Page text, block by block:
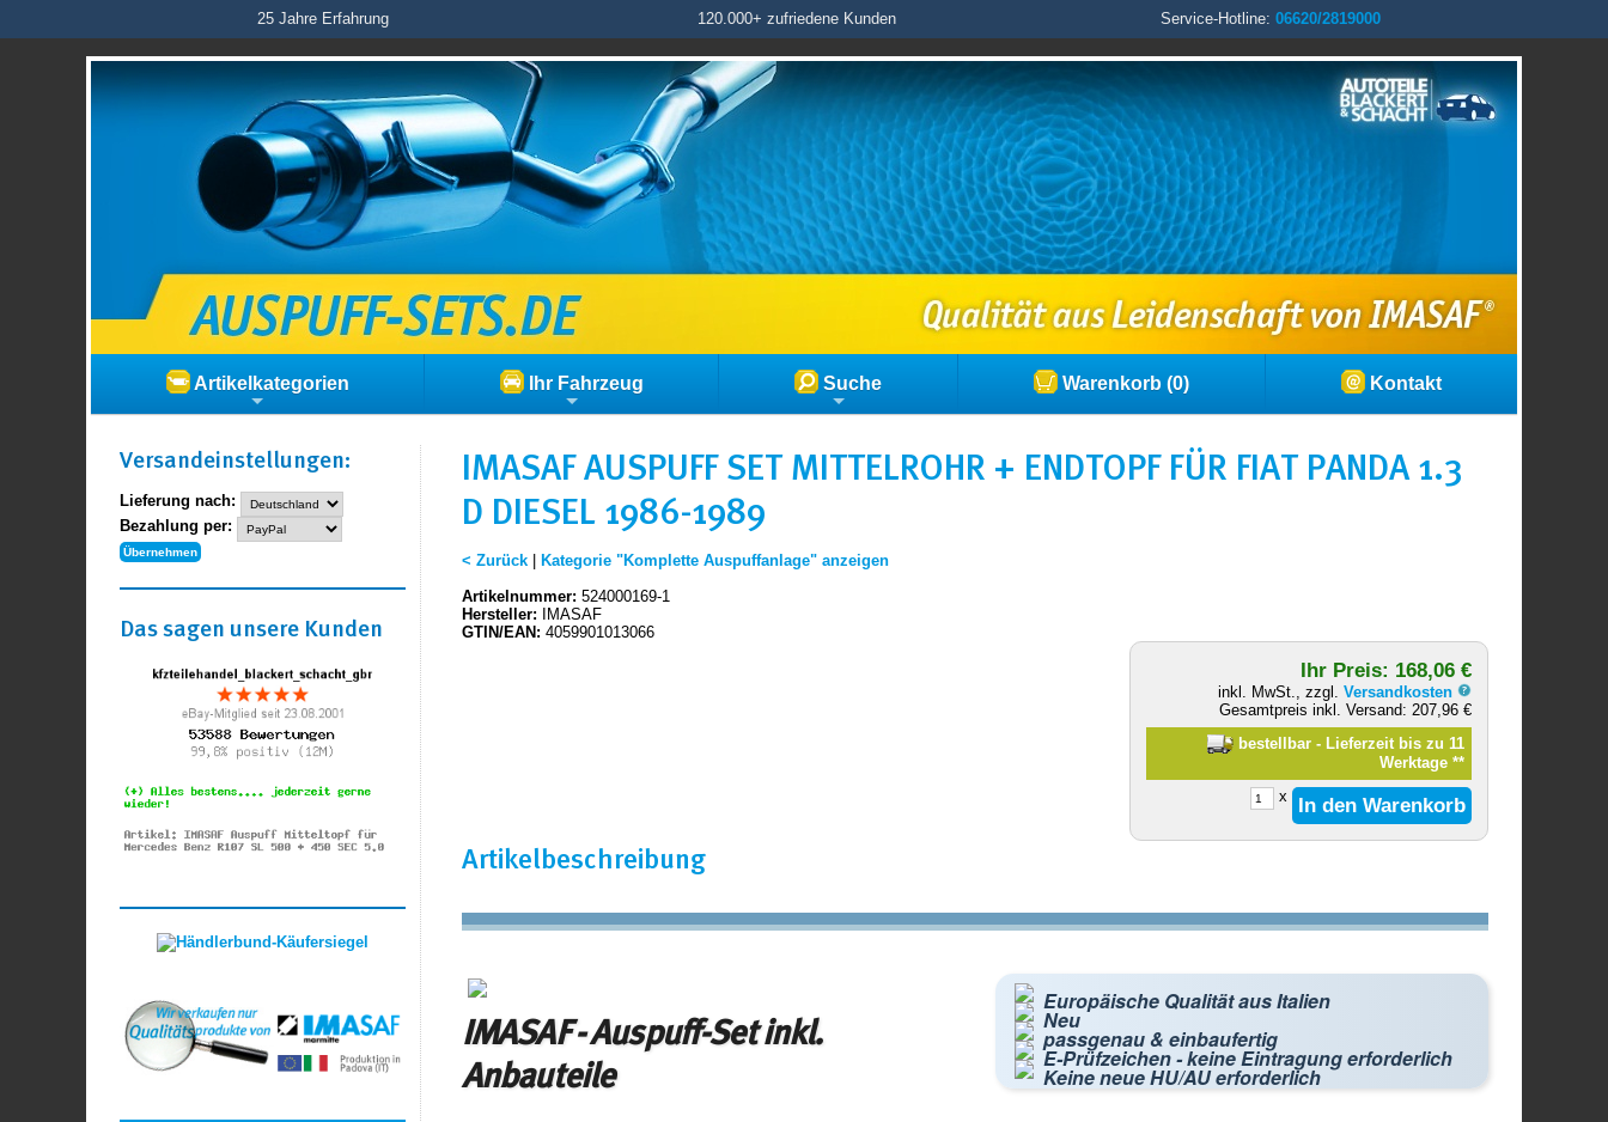
25 Jahre Erfahrung 120.000+ zufriedene Kunden Service-Hotline: 06620/2819000
Artikelkategorien Ihr Fahrzeug Suche Warenkorb (0) Kontakt
IMASAF AUSPUFF SET MITTELROHR + ENDTOPF FÜR FIAT PANDA 1.3
D DIESEL 1986-1989
< Zurück|
Kategorie "Komplette Auspuffanlage" anzeigen
Artikelnummer: 524000169-1
Hersteller: IMASAF
GTIN/EAN: 4059901013066
Ihr Preis: 168,06 €
inkl. MwSt., zzgl.Versandkosten
Gesamtpreis inkl. Versand: 207,96 €
bestellbar - Lieferzeit bis zu 11
Werktage **
x
Artikelbeschreibung
IMASAF - Auspuff-Set inkl.
Anbauteile
Europäische Qualität aus Italien
Neu
passgenau & einbaufertig
E-Prüfzeichen - keine Eintragung erforderlich
Keine neue HU/AU erforderlich
Versand­einstellungen:
Lieferung nach:
Bezahlung per:
Das sagen unsere Kunden